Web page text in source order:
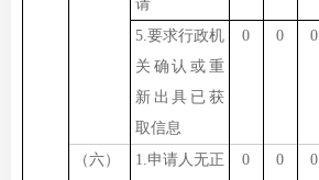
请
5.要求行政机
关确认或重
新出具已获
取信息
0 0 0
（六）
1.申请人无正
0 0 0